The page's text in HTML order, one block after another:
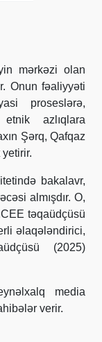
mərkəzi olan
Onun fəaliyyəti
proseslərə,
azlıqlara
Şərq, Qafqaz
bakalavr,
almışdır. O,
təqaüdçüsü
əlaqələndirici,
(2025)
media
verir.